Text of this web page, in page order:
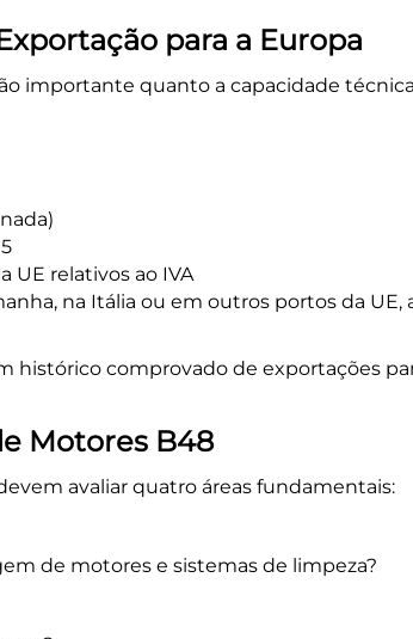
para a Europa
importante quanto a capacidade
UE relativos ao IVA
na Itália ou em outros portos da
comprovado de exportações
Motores B48
avaliar quatro áreas fundamentais:
de motores e sistemas de limpeza?